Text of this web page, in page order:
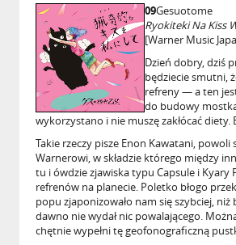
09Gesuotome
Ryokiteki Na Kiss
[Warner Music
Dzień dobry, dziś
będziecie smutni,
refreny — a ten
do budowy
wykorzystano i nie muszę zakłócać
Takie rzeczy pisze Enon Kawatani, powoli
Warnerowi, w składzie którego między
tu i ówdzie zjawiska typu Capsule i Kyary
refrenów na planecie. Poletko błogo
popu zjaponizowało nam się szybciej,
dawno nie wydał nic powalającego.
chętnie wypełni tę geofonograficzną